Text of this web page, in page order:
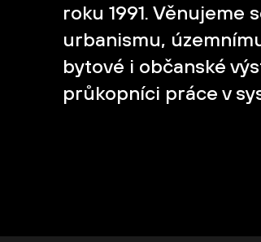
roku 1991. Věnujeme
urbanismu,
bytové i občanské
průkopníci práce v